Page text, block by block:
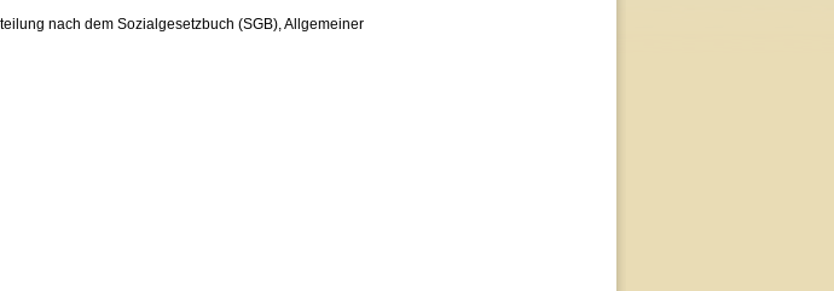
nach dem Sozialgesetzbuch (SGB), Allgemeiner